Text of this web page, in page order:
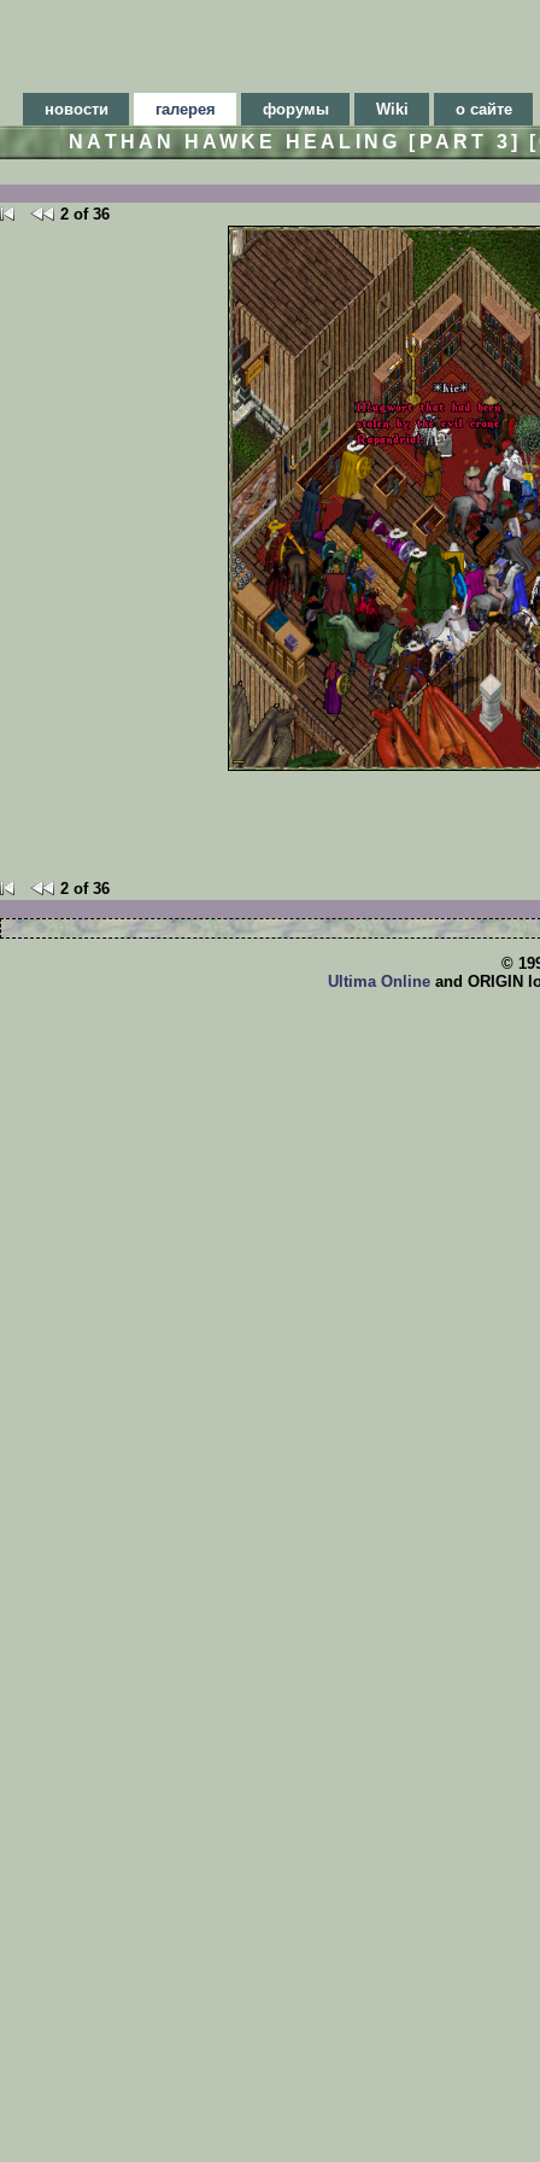
новости галерея форумы Wiki о сайте
NATHAN HAWKE HEALING [PART
2 of 36
2 of 36
©
Ultima Online and ORIGIN